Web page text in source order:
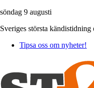
söndag 9 augusti
Sveriges största kändistidning
Tipsa oss om nyheter!